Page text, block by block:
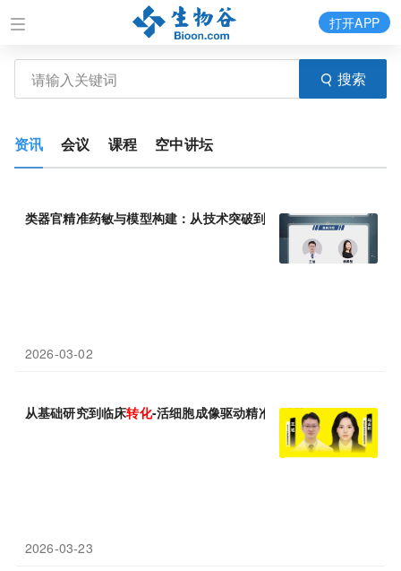
搜索
打开APP
资讯 会议 课程 空中讲坛
类器官精准药敏与模型构建：从技术突破到临床转化
2026-03-02
从基础研究到临床转化-活细胞成像驱动精准医疗发展
2026-03-23